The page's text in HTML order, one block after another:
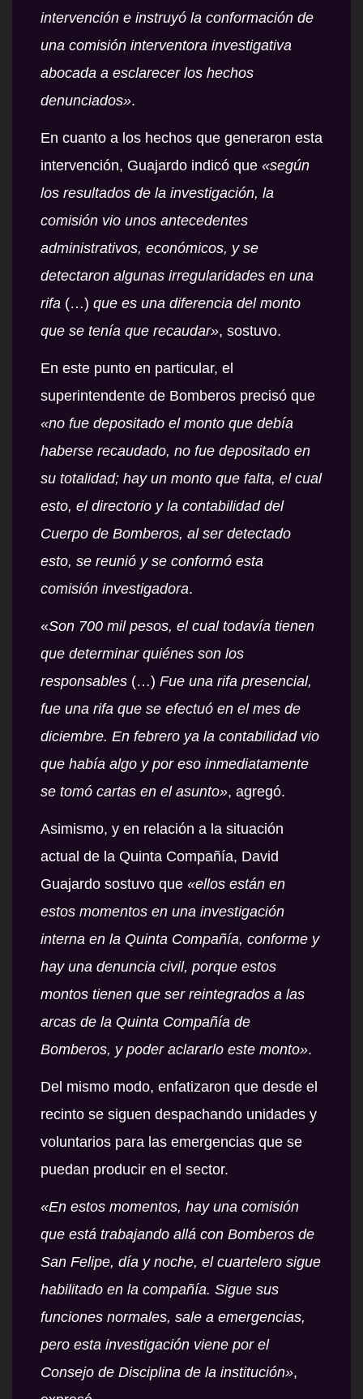
intervención e instruyó la conformación de
una comisión interventora investigativa
abocada a esclarecer los hechos
denunciados».
En cuanto a los hechos que generaron esta
intervención, Guajardo indicó que «según
los resultados de la investigación, la
comisión vio unos antecedentes
administrativos, económicos, y se
detectaron algunas irregularidades en una
rifa (…) que es una diferencia del monto
que se tenía que recaudar», sostuvo.
En este punto en particular, el
superintendente de Bomberos precisó que
«no fue depositado el monto que debía
haberse recaudado, no fue depositado en
su totalidad; hay un monto que falta, el cual
esto, el directorio y la contabilidad del
Cuerpo de Bomberos, al ser detectado
esto, se reunió y se conformó esta
comisión investigadora.
«Son 700 mil pesos, el cual todavía tienen
que determinar quiénes son los
responsables (…) Fue una rifa presencial,
fue una rifa que se efectuó en el mes de
diciembre. En febrero ya la contabilidad vio
que había algo y por eso inmediatamente
se tomó cartas en el asunto», agregó.
Asimismo, y en relación a la situación
actual de la Quinta Compañía, David
Guajardo sostuvo que «ellos están en
estos momentos en una investigación
interna en la Quinta Compañía, conforme y
hay una denuncia civil, porque estos
montos tienen que ser reintegrados a las
arcas de la Quinta Compañía de
Bomberos, y poder aclararlo este monto».
Del mismo modo, enfatizaron que desde el
recinto se siguen despachando unidades y
voluntarios para las emergencias que se
puedan producir en el sector.
«En estos momentos, hay una comisión
que está trabajando allá con Bomberos de
San Felipe, día y noche, el cuartelero sigue
habilitado en la compañía. Sigue sus
funciones normales, sale a emergencias,
pero esta investigación viene por el
Consejo de Disciplina de la institución»,